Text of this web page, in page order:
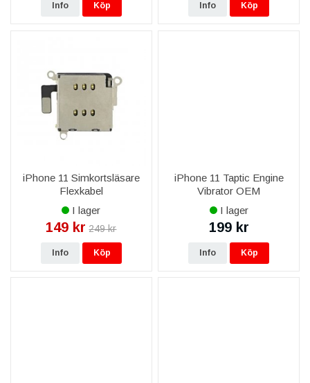
Info Köp Info Köp
iPhone 11 Simkortsläsare
Flexkabel
I lager
149 kr 249 kr
Info Köp
iPhone 11 Taptic Engine
Vibrator OEM
I lager
199 kr
Info Köp